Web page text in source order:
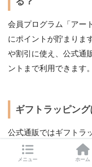
会員プログラム「アー
にポイントが貯まりま
や割引に使え、公式通
ントまで利用できます。
ギフトラッピング
公式通販ではギフトラ
プレゼント用の購入で
メニュー ホーム